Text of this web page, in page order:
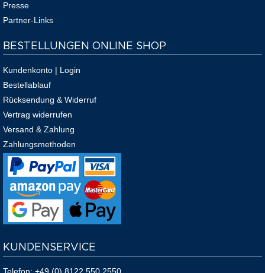
Presse
Partner-Links
BESTELLUNGEN ONLINE SHOP
Kundenkonto | Login
Bestellablauf
Rücksendung & Widerruf
Vertrag widerrufen
Versand & Zahlung
Zahlungsmethoden
KUNDENSERVICE